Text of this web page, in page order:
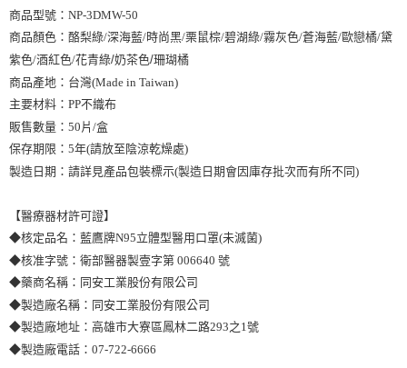
商品型號：NP-3DMW-50
商品顏色：酪梨綠/深海藍/時尚黑/栗鼠棕/碧湖綠/霧灰色/蒼海藍/歐戀橘/黛
紫色/酒紅色/花青綠/奶茶色/珊瑚橘
商品產地：台灣(Made in Taiwan)
主要材料：PP不織布
販售數量：50片/盒
保存期限：5年(請放至陰涼乾燥處)
製造日期：請詳見產品包裝標示(製造日期會因庫存批次而有所不同)
【醫療器材許可證】
◆核定品名：藍鷹牌N95立體型醫用口罩(未滅菌)
◆核准字號：衛部醫器製壹字第 006640 號
◆藥商名稱：同安工業股份有限公司
◆製造廠名稱：同安工業股份有限公司
◆製造廠地址：高雄市大寮區鳳林二路293之1號
◆製造廠電話：07-722-6666